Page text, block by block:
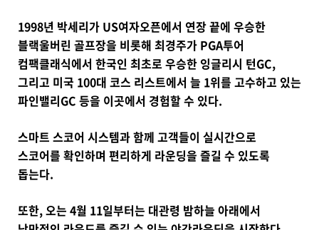
1998년 박세리가 US여자오픈에서 연장 끝에 우승한
블랙울버린 골프장을 비롯해 최경주가 PGA투어
컴팩클래식에서 한국인 최초로 우승한 잉글리시 턴GC,
그리고 미국 100대 코스 리스트에서 늘 1위를 고수하고 있는
파인밸리GC 등을 이곳에서 경험할 수 있다.
스마트 스코어 시스템과 함께 고객들이 실시간으로
스코어를 확인하며 편리하게 라운딩을 즐길 수 있도록
돕는다.
또한, 오는 4월 11일부터는 대관령 밤하늘 아래에서